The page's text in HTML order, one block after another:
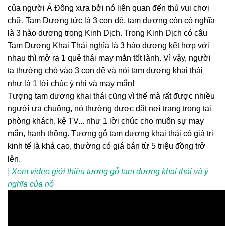
của người Á Đông xưa bởi nó liên quan đến thú vui chơi
chữ. Tam Dương tức là 3 con dê, tam dương còn có nghĩa
là 3 hào dương trong Kinh Dịch. Trong Kinh Dịch có câu
Tam Dương Khai Thái nghĩa là 3 hào dương kết hợp với
nhau thì mở ra 1 quẻ thái may mắn tốt lành. Vì vậy, người
ta thường chỏ vào 3 con dê và nói tam dương khai thái
như là 1 lời chúc ý nhị và may mắn!
Tượng tam dương khai thái cũng vì thế mà rất được nhiều
người ưa chuộng, nó thường được đặt nơi trang trọng tại
phòng khách, kệ TV... như 1 lời chúc cho muôn sự may
mắn, hanh thông. Tượng gỗ tam dương khai thái có giá trị
kinh tế là khá cao, thường có giá bán từ 5 triệu đồng trở
lên.
| Xem video giới thiệu tượng gỗ tam dương khai thái và ý
nghĩa của nó